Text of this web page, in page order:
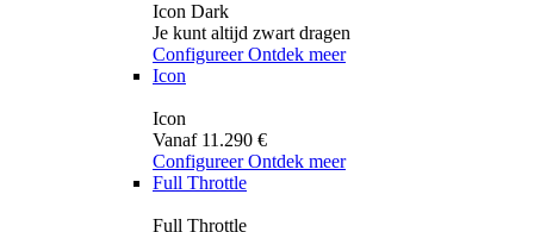
Icon Dark
Je kunt altijd zwart dragen
Configureer Ontdek meer
Icon
Icon
Vanaf 11.290 €
Configureer Ontdek meer
Full Throttle
Full Throttle